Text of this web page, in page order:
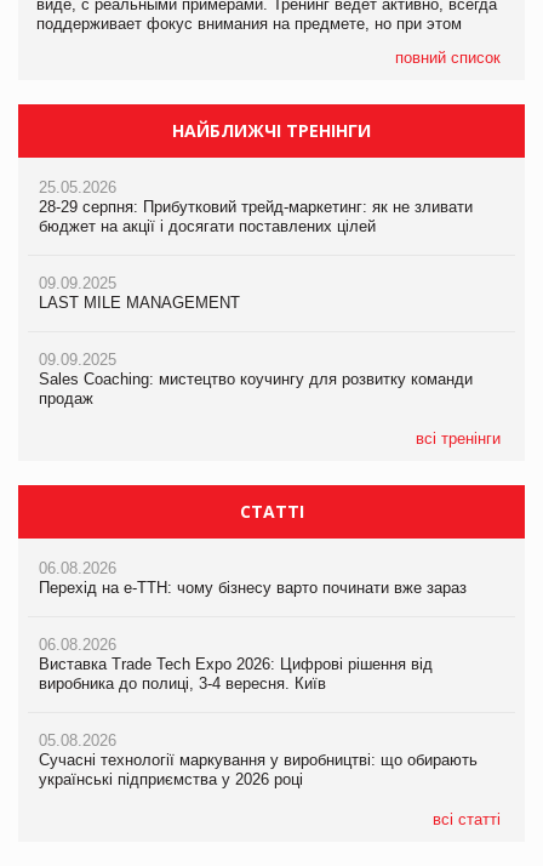
виде, с реальными примерами. Тренинг ведет активно, всегда
поддерживает фокус внимания на предмете, но при этом
повний список
НАЙБЛИЖЧІ ТРЕНІНГИ
25.05.2026
28-29 серпня: Прибутковий трейд-маркетинг: як не зливати
бюджет на акції і досягати поставлених цілей
09.09.2025
LAST MILE MANAGEMENT
09.09.2025
Sales Coaching: мистецтво коучингу для розвитку команди
продаж
всі тренінги
СТАТТІ
06.08.2026
Перехід на е-ТТН: чому бізнесу варто починати вже зараз
06.08.2026
Виставка Trade Tech Expo 2026: Цифрові рішення від
виробника до полиці, 3-4 вересня. Київ
05.08.2026
Сучасні технології маркування у виробництві: що обирають
українські підприємства у 2026 році
всі статті